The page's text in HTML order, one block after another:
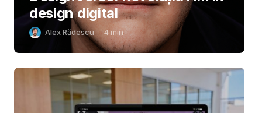
design digital
Alex Rădescu 4 min